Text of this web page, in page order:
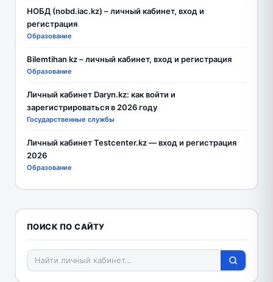
НОБД (nobd.iac.kz) – личный кабинет, вход и
регистрация
Образование
Bilemtihan kz – личный кабинет, вход и регистрация
Образование
Личный кабинет Daryn.kz: как войти и
зарегистрироваться в 2026 году
Государственные службы
Личный кабинет Testcenter.kz — вход и регистрация
2026
Образование
ПОИСК ПО САЙТУ